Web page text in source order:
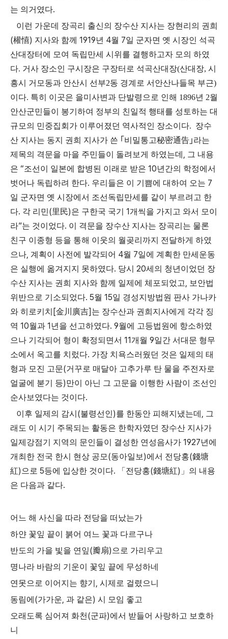
는 의거였다.
이런 가운데 장곡리 출신의 장수산 지사는 장현리의 권희
(權憘) 지사와 함께 1919년 4월 7일 군자면 옛 시장인 석곡
산대장터에 모여 독립만세 시위를 결행하고자 모의 하였
다. 거사 장소인 구시장은 구장터로 석곡산대장(산대장, 시
흥시 거모동과 안산시 선부2동 경계로 서안산나들목 부근)
이다. 특히 이곳은 을미사변과 단발령으로 인해 1896년 2월
안산군민들이 봉기하여 정부의 친일적 행태를 성토하는 대
규모의 민중집회가 이루어졌던 역사적인 장소이다. 장수
산 지사는 동지 권희 지사가 쓴 ｢ 비밀통고秘密通告 ｣라는
제목의 격문을 마을 주민들이 돌려보게 하였는데 , 그 내용
은 “조선이 일본에 합병된 이래로 받은 10년간의 학정에서
벗어나 독립하려 한다. 우리들은 이 기쁨에 대하여 오는 7
일 군자면 옛 시장에서 조선독립만세를 같이 부르려고 한
다. 각 리민(里民)은 구한국 국기 1개씩을 가지고 와서 모이
라”는 것이었다. 이 격문을 장수산 지사는 장곡리는 물론
친구 이종형 등을 통해 이웃의 월곶리까지 전달하게 하였
으나, 계획이 사전에 발각되어 4월 7일에 계획한 만세운동
은 실행에 옮겨지지 못하였다. 당시 20세의 청년이었던 장
수산 지사는 권희 지사와 함께 일제에 체포되었고, 보안법
위반으로 기소되었다. 5월 15일 경성지방법원 판사 가나카
와 히로키치 [金川廣吉] 는 장수산과 권희지사에게 각각 징
역 10월과 1 년을 선고하였다. 9월에 고등법원에 항소하였
으나 기각되어 형이 확정되면서 11개월 9일간 서대문 형무
소에서 옥고를 치렀다. 가장 치욕스러웠던 것은 일제의 태
형과 모진 고문(거꾸로 매달아 고추가루 탄 물을 주전자로
얼굴에 붇기 등)만이 아닌 그 고문을 이행한 사람이 조선인
순사보였다는 것이다.
이후 일제의 감시 (불령선인)를 한동안 피해지냈는데 , 그
래도 이 시기 주목되는 활동은 한학자였던 장수산 지사가
일제강점기 지역의 문인들이 결성한 연성음사가 1927년에
개최한 전국 한시 현상 공모 (동아일보 )에서 전당홍(錢塘
紅) 으로 5등에 입상한 것이다. 「 전당홍(錢塘紅) 」 의 내용
은 다음과 같다.
어느 해 사신을 따라 전당을 떠났는가
하얀 꽃잎 끝이 붉어 여느 꽃과 다르구나
반도의 가을 빛을 연잎(瓣扇) 으로 가리우고
명나라 바람의 기운이 꽃잎 끝에 무성하네
연못으로 이어지는 향기 , 시제로 걸렸으니
동림에 (가가운, 과 같은) 시 모임 좋고
오래도록 심어져 화천 (군파)에서 받들어 사랑하고 보호하
니